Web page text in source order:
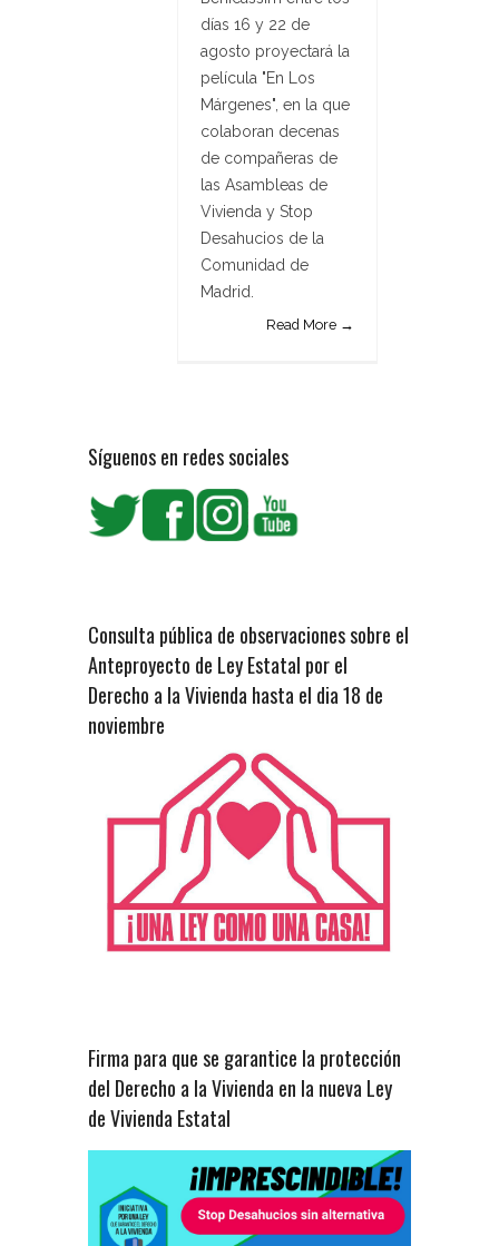
días 16 y 22 de
agosto proyectará la
película "En Los
Márgenes", en la que
colaboran decenas
de compañeras de
las Asambleas de
Vivienda y Stop
Desahucios de la
Comunidad de
Madrid.
Read More →
Síguenos en redes sociales
Consulta pública de observaciones sobre el
Anteproyecto de Ley Estatal por el
Derecho a la Vivienda hasta el dia 18 de
noviembre
Firma para que se garantice la protección
del Derecho a la Vivienda en la nueva Ley
de Vivienda Estatal